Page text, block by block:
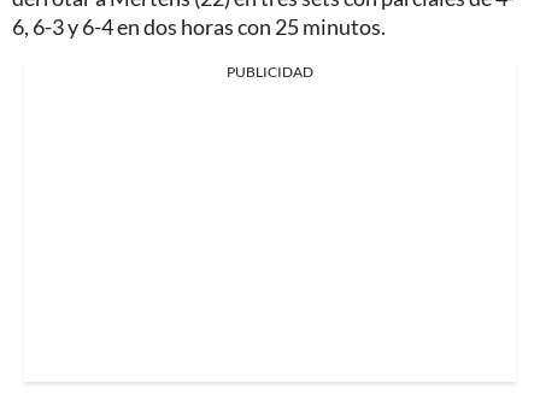
6, 6-3 y 6-4 en dos horas con 25 minutos.
PUBLICIDAD